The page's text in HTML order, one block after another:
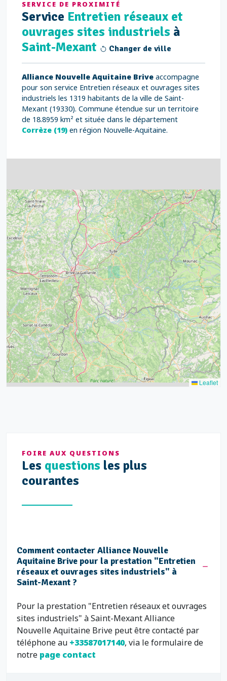
SERVICE DE PROXIMITÉ
Service Entretien réseaux et
ouvrages sites industriels à
Saint-Mexant
Changer de ville
Alliance Nouvelle Aquitaine Brive accompagne
pour son service Entretien réseaux et ouvrages sites
industriels les 1319 habitants de la ville de Saint-
Mexant (19330). Commune étendue sur un territoire
de 18.8959 km² et située dans le département
Corrèze (19) en région Nouvelle-Aquitaine.
4
15
21
14
32
39
52 68
43
Leaflet
FOIRE AUX QUESTIONS
Les questions les plus
courantes
Comment contacter Alliance Nouvelle
Aquitaine Brive pour la prestation "Entretien
réseaux et ouvrages sites industriels" à
Saint-Mexant ?
Pour la prestation "Entretien réseaux et ouvrages
sites industriels" à Saint-Mexant Alliance
Nouvelle Aquitaine Brive peut être contacté par
téléphone au +33587017140, via le formulaire de
notre page contact